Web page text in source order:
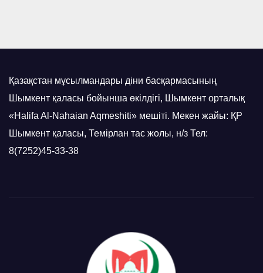
Қазақстан мұсылмандары діни басқармасының
Шымкент қаласы бойынша өкілдігі, Шымкент орталық
«Halifa Al-Nahaian Aqmeshiti» мешіті. Мекен жайы: ҚР
Шымкент қаласы, Темірлан тас жолы, н/з Тел:
8(7252)45-33-38